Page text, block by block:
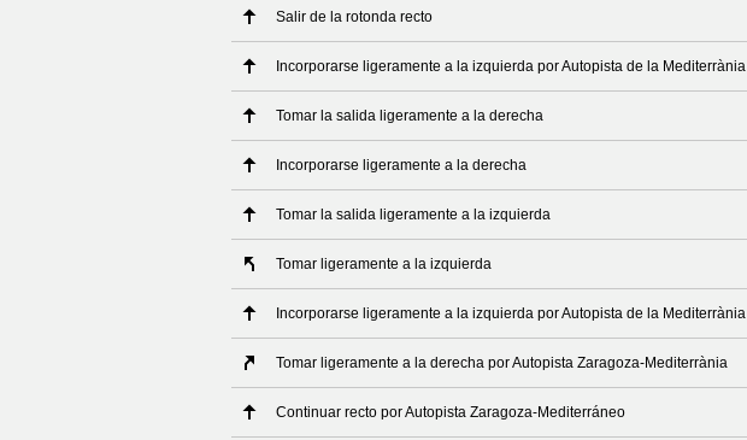
Salir de la rotonda recto
Incorporarse ligeramente a la izquierda por Autopista de la Mediterrània
Tomar la salida ligeramente a la derecha
Incorporarse ligeramente a la derecha
Tomar la salida ligeramente a la izquierda
Tomar ligeramente a la izquierda
Incorporarse ligeramente a la izquierda por Autopista de la Mediterrània
Tomar ligeramente a la derecha por Autopista Zaragoza-Mediterrània
Continuar recto por Autopista Zaragoza-Mediterráneo